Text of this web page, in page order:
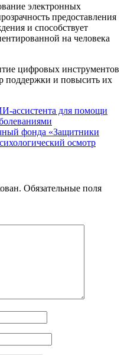
электронных
предоставления
и способствует
на человека
цифровых инструментов
поддержки и повысить их
ассистента для помощи
фонда «Защитники
осмотр
Обязательные поля